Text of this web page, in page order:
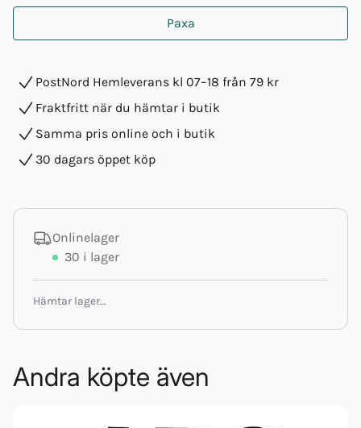
Paxa
PostNord Hemleverans kl 07–18 från 79 kr
Fraktfritt när du hämtar i butik
Samma pris online och i butik
30 dagars öppet köp
Onlinelager
30 i lager
Hämtar lager…
Andra köpte även